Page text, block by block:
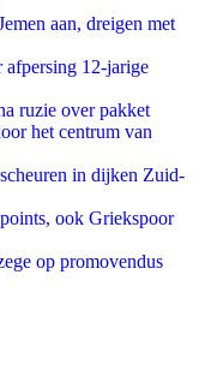
aan, dreigen met
12-jarige
ruzie over pakket
het centrum van
in dijken Zuid-
ook Griekspoor
op promovendus